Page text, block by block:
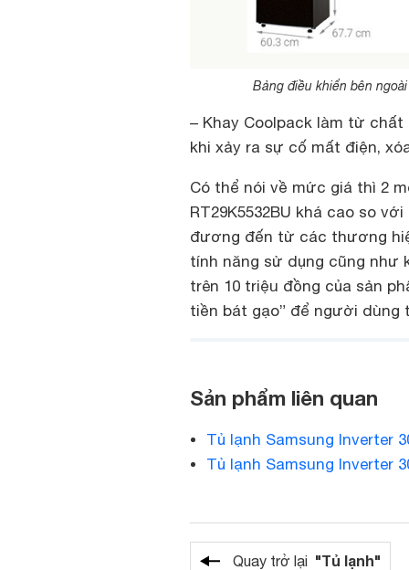
Bảng điều khiển bên
– Khay Coolpack làm từ
khi xảy ra sự cố mất điện,
Có thể nói về mức giá thì 2
RT29K5532BU khá cao so
đương đến từ các thương
tính năng sử dụng cũng như
trên 10 triệu đồng của sản
tiền bát gạo” để người dùng
Sản phẩm liên quan
Tủ lạnh Samsung Inverter
Tủ lạnh Samsung Inverter
Quay trở lại "Tủ lạnh"